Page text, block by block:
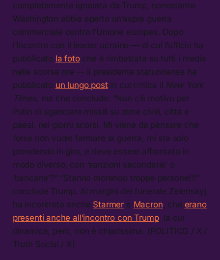
completamente ignorata da Trump, nonostante
Washington abbia aperto un’aspra guerra
commerciale contro l’Unione europea. Dopo
l’incontro con il leader ucraino — di cui l’ufficio ha
pubblicato la fotoche è rimbalzata su tutti i media
nelle scorse ore — il presidente statunitense ha
pubblicato un lungo post in cui critica il New York
Times, ma che conclude: “Non c’è motivo per
Putin di sganciare missili su zone civili, città e
paesi, nei giorni scorsi. Mi viene da pensare che
forse non vuole fermare la guerra, mi sta solo
prendendo in giro, e deve essere affrontato in
modo diverso, con ‘sanzioni secondarie’ o
‘bancarie’?” “Stanno morendo troppe persone!!!”
conclude Trump. Ai margini del funerale Zelenskyj
ha incontrato anche Starmer e Macron, che erano
presenti anche all’incontro con Trump, la cui
dinamica, però, non è chiarissima. (POLITICO / X /
Truth Social / X)